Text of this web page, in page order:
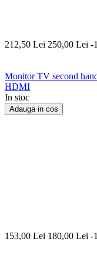
212,50 Lei 250,00 Lei -
Monitor TV second
HDMI
In stoc
Adauga in cos
153,00 Lei 180,00 Lei -